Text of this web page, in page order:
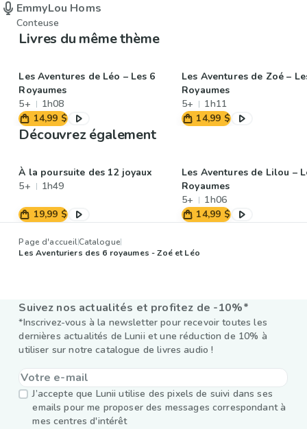
EmmyLou Homs
Conteuse
Livres du même thème
Les Aventures de Léo – Les 6
Royaumes
5+
1h08
14,99 $
Les Aventures de Zoé –
Royaumes
5+
1h11
14,99 $
Découvrez également
À la poursuite des 12 joyaux
5+
1h49
19,99 $
Les Aventures de Lilou –
Royaumes
5+
1h06
14,99 $
Page d'accueilCatalogue
Les Aventuriers des 6 royaumes - Zoé et Léo
Suivez nos actualités et profitez de -10%*
*Inscrivez-vous à la newsletter pour recevoir toutes les
dernières actualités de Lunii et une réduction de 10% à
utiliser sur notre catalogue de livres audio !
J’accepte que Lunii utilise des pixels de suivi dans ses
emails pour me proposer des messages correspondant à
mes centres d'intérêt